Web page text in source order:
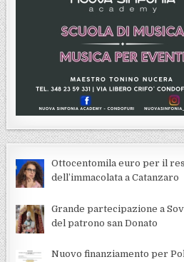
Ottocentomila euro per il
dell’immacolata a Catanzaro
Grande partecipazione a
del patrono san Donato
Nuovo finanziamento per